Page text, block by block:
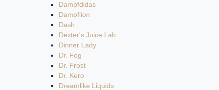
Dampfdidas
Dampflion
Dash
Dexter's Juice Lab
Dinner Lady
Dr. Fog
Dr. Frost
Dr. Kero
Dreamlike Liquids